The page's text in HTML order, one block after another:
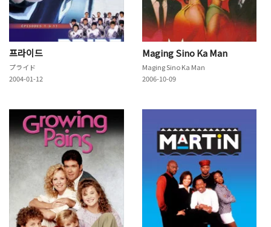
프라이드
プライド
2004-01-12
Maging Sino Ka Man
Maging Sino Ka Man
2006-10-09